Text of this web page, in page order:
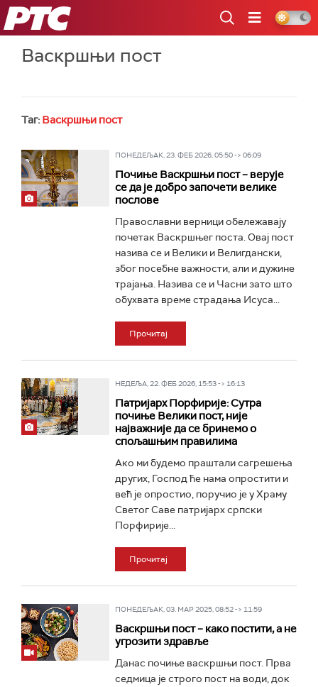
РТС
Васкршњи пост
Таг: Васкршњи пост
ПОНЕДЕЉАК, 23. ФЕБ 2026, 05:50 -> 06:09
Почиње Васкршњи пост – верује
се да је добро започети велике
послове
Православни верници обележавају
почетак Васкршњег поста. Овај пост
назива се и Велики и Велигдански,
због посебне важности, али и дужине
трајања. Назива се и Часни зато што
обухвата време страдања Исуса...
Прочитај
НЕДЕЉА, 22. ФЕБ 2026, 15:53 -> 16:13
Патријарх Порфирије: Сутра
почиње Велики пост, није
најважније да се бринемо о
спољашњим правилима
Ако ми будемо праштали сагрешења
других, Господ ће нама опростити и
већ је опростио, поручио је у Храму
Светог Саве патријарх српски
Порфирије...
Прочитај
ПОНЕДЕЉАК, 03. МАР 2025, 08:52 -> 11:59
Васкршњи пост – како постити, а не
угрозити здравље
Данас почиње васкршњи пост. Прва
седмица је строго пост на води, док